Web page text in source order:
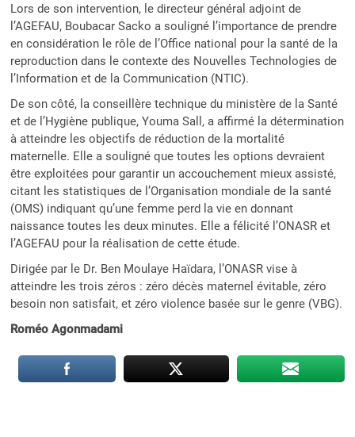
Lors de son intervention, le directeur général adjoint de
l’AGEFAU, Boubacar Sacko a souligné l’importance de prendre
en considération le rôle de l’Office national pour la santé de la
reproduction dans le contexte des Nouvelles Technologies de
l’Information et de la Communication (NTIC).
De son côté, la conseillère technique du ministère de la Santé
et de l’Hygiène publique, Youma Sall, a affirmé la détermination
à atteindre les objectifs de réduction de la mortalité
maternelle. Elle a souligné que toutes les options devraient
être exploitées pour garantir un accouchement mieux assisté,
citant les statistiques de l’Organisation mondiale de la santé
(OMS) indiquant qu’une femme perd la vie en donnant
naissance toutes les deux minutes. Elle a félicité l’ONASR et
l’AGEFAU pour la réalisation de cette étude.
Dirigée par le Dr. Ben Moulaye Haïdara, l’ONASR vise à
atteindre les trois zéros : zéro décès maternel évitable, zéro
besoin non satisfait, et zéro violence basée sur le genre (VBG).
Roméo Agonmadami